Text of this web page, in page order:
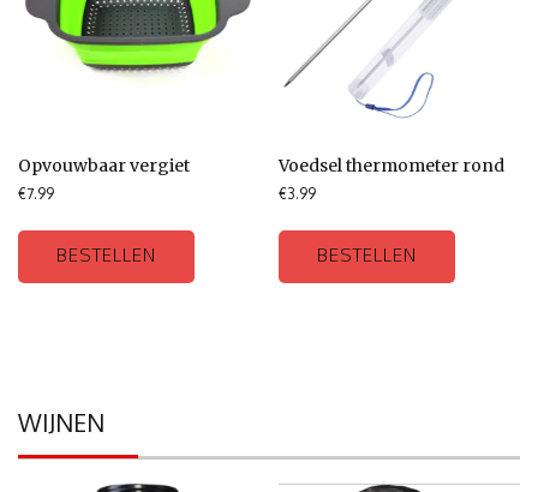
Opvouwbaar vergiet
€7.99
BESTELLEN
Voedsel thermometer rond
€3.99
BESTELLEN
WIJNEN